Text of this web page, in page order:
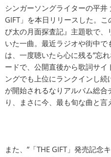
シンガーソングライターの平井
GIFT」を本日リリースした。
び太の月面探査記』主題歌で
いた一曲。最近ラジオや街中
は、一度聴いたら心に残る”忘
ードで、公開直後から歌詞サ
ングでも上位にランクインし
が開始されるなりアルバム総
り、まさに今、最も旬な曲と言
また、”「THE GIFT」発売記念